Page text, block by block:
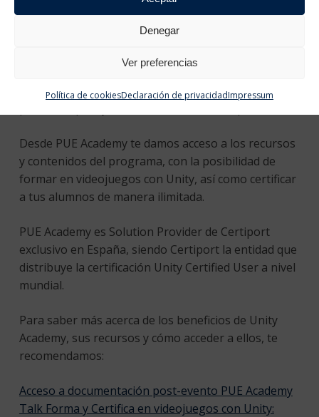
Denegar
Ver preferencias
Política de cookiesDeclaración de privacidadImpressum
el programa Unity Academy para
instituciones académicas
El programa Unity Academy es de aplicación en
cualquier ámbito y nivel académico: FP, Formación
Desde PUE Academy te damos acceso a los recursos
y contenidos del programa, con la posibilidad de
formar en videojuegos con Unity, así como certificar
a tus alumnos de manera ilimitada.
PUE Academy es Solution Provider de Certiport
exclusivo en España, siendo Certiport la entidad que
distribuye la certificación Unity Certified User a nivel
mundial.
Para saber más acerca de los beneficios de Unity
Academy, sus recursos y cómo acceder a ellos, te
recomendamos:
Acceso a documentación post-evento PUE Academy
Talk Forma y Certifica en videojuegos con Unity: